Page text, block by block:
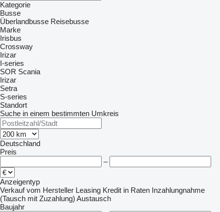
Kategorie
Busse
Überlandbusse Reisebusse
Marke
Irisbus
Crossway
Irizar
I-series
SOR Scania
Irizar
Setra
S-series
Standort
Suche in einem bestimmten Umkreis
Deutschland
Preis
–
Anzeigentyp
Verkauf vom Hersteller Leasing Kredit in Raten Inzahlungnahme
(Tausch mit Zuzahlung) Austausch
Baujahr